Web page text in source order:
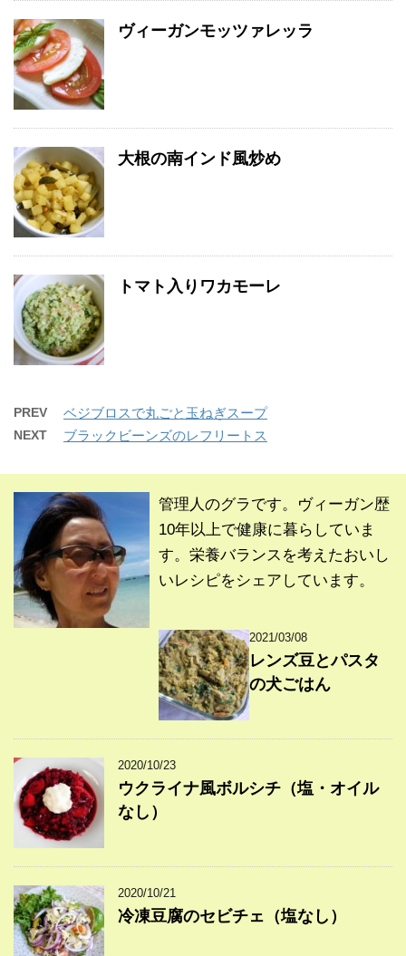
ヴィーガンモッツァレッラ
大根の南インド風炒め
トマト入りワカモーレ
PREV ベジブロスで丸ごと玉ねぎスープ
NEXT ブラックビーンズのレフリートス
管理人のグラです。ヴィーガン歴
10年以上で健康に暮らしていま
す。栄養バランスを考えたおいし
いレシピをシェアしています。
2021/03/08
レンズ豆とパスタ
の犬ごはん
2020/10/23
ウクライナ風ボルシチ（塩・オイル
なし）
2020/10/21
冷凍豆腐のセビチェ（塩なし）